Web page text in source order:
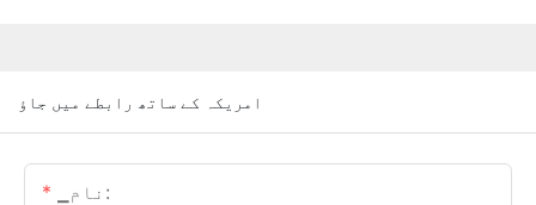
امریکہ کے ساتھ رابطے میں جاؤ
▁نام: